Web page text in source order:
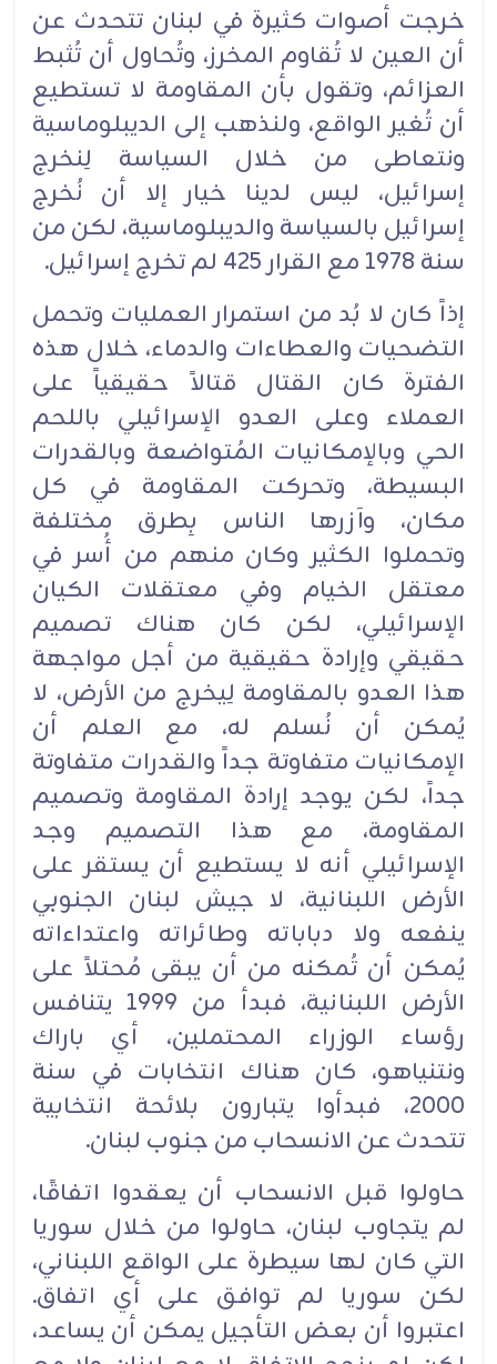
خرجت أصوات كثيرة في لبنان تتحدث عن
أن العين لا تُقاوم المخرز، وتُحاول أن تُثبط
العزائم، وتقول بأن ‏‏المقاومة لا تستطيع
أن تُغير الواقع، ولنذهب إلى الديبلوماسية
ونتعاطى من خلال السياسة لِنخرج
‏إسرائيل، ‏ليس لدينا خيار إلا أن نُخرج
إسرائيل بالسياسة والديبلوماسية، لكن من
سنة 1978 مع القرار ‏‏425 لم تخرج ‏إسرائيل.‏
إذاً كان لا بُد من استمرار العمليات وتحمل
التضحيات والعطاءات والدماء، خلال هذه
الفترة كان القتال ‏قتالاً ‏حقيقياً على
العملاء وعلى العدو الإسرائيلي باللحم
الحي وبالإمكانيات المُتواضعة وبالقدرات
‏البسيطة، ‏وتحركت المقاومة في كل
مكان، وآزرها الناس بِطرق مختلفة
وتحملوا الكثير وكان منهم من ‏أُسر في
معتقل ‏الخيام وفي معتقلات الكيان
الإسرائيلي، لكن كان هناك تصميم
حقيقي وإرادة حقيقية من ‏أجل مواجهة
هذا ‏العدو بالمقاومة لِيخرج من الأرض، لا
يُمكن أن نُسلم له، مع العلم أن
الإمكانيات متفاوتة ‏جداً والقدرات ‏متفاوتة
جداً، لكن يوجد إرادة المقاومة وتصميم
المقاومة، مع هذا التصميم وجد
الإسرائيلي ‏أنه لا يستطيع أن ‏يستقر على
الأرض اللبنانية، لا جيش لبنان الجنوبي
ينفعه ولا دباباته وطائراته ‏واعتداءاته
يُمكن أن تُمكنه من ‏أن يبقى مُحتلاً على
الأرض اللبنانية، فبدأ من 1999 يتنافس
رؤساء الوزراء المحتملين، أي باراك
ونتنياهو، ‏كان هناك انتخابات في سنة
2000، فبدأوا يتبارون بلائحة انتخابية
تتحدث عن الانسحاب من جنوب لبنان. ‏
حاولوا قبل الانسحاب أن يعقدوا اتفاقًا،
لم يتجاوب لبنان، حاولوا من خلال سوريا
التي كان لها سيطرة على ‏الواقع اللبناني،
لكن سوريا لم توافق على أي اتفاق.
اعتبروا أن بعض التأجيل يمكن أن يساعد،